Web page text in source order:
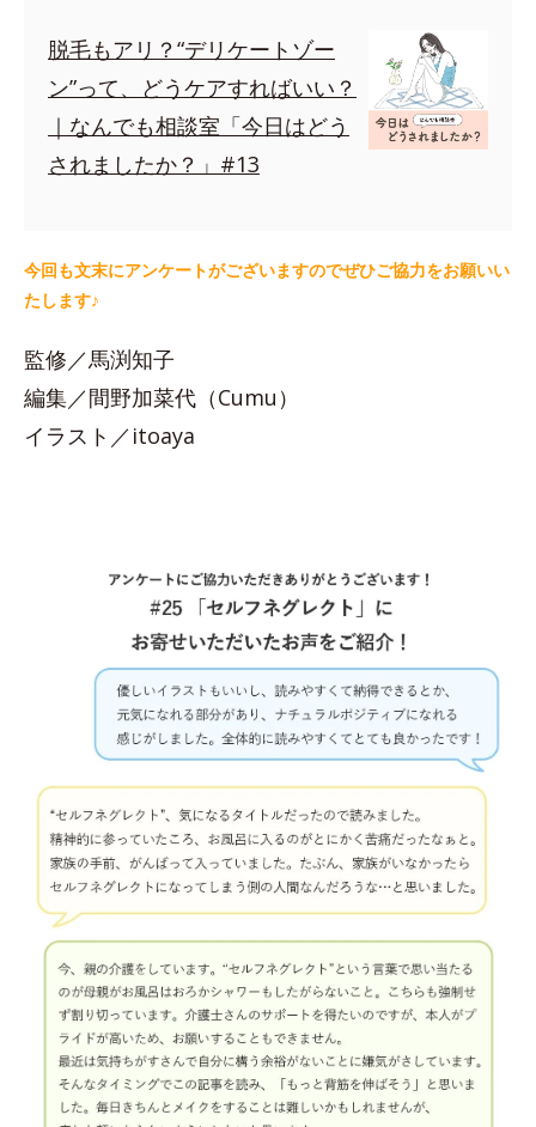
脱毛もアリ？“デリケートゾー
ン”って、どうケアすればいい？
｜なんでも相談室「今日はどう
されましたか？」#13
今回も文末にアンケートがございますのでぜひご協力をお願いい
たします♪
監修／馬渕知子
編集／間野加菜代（Cumu）
イラスト／itoaya